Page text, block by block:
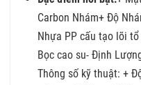
Carbon Nhám+ Độ
Nhựa PP cấu tạo lõi
Bọc cao su- Định
Thông số kỹ thuật: +